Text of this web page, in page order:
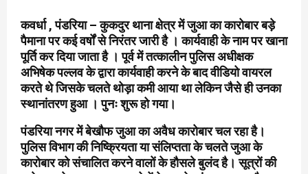
कवर्धा , पंडरिया – कुकदुर थाना क्षेत्र में जुआ का कारोबार बड़े
पैमाना पर कई वर्षों से निरंतर जारी है । कार्यवाही के नाम पर खाना
पूर्ति कर दिया जाता है । पूर्व में तत्कालीन पुलिस अधीक्षक
अभिषेक पल्लव के द्वारा कार्यवाही करने के बाद वीडियो वायरल
करते थे जिसके चलते थोड़ा कमी आया था लेकिन जैसे ही उनका
स्थानांतरण हुआ । पुनः शुरू हो गया।
पंडरिया नगर में बेखौफ जुआ का अवैध कारोबार चल रहा है।
पुलिस विभाग की निष्क्रियता या संलिप्तता के चलते जुआ के
कारोबार को संचालित करने वालों के हौसले बुलंद है। सूत्रों की